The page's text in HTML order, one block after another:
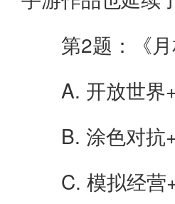
第2题：《
A. 开放世界
B. 涂色对抗
C. 模拟经营